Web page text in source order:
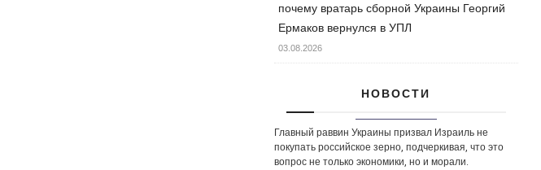
почему вратарь сборной Украины Георгий
Ермаков вернулся в УПЛ
03.08.2026
НОВОСТИ
Главный раввин Украины призвал Израиль не
покупать российское зерно, подчеркивая, что это
вопрос не только экономики, но и морали.